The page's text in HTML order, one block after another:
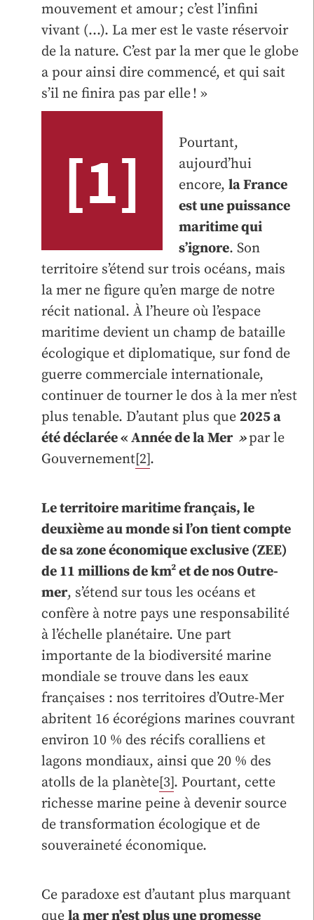
mouvement et amour ; c’est l’infini
vivant (…). La mer est le vaste réservoir
de la nature. C’est par la mer que le globe
a pour ainsi dire commencé, et qui sait
s’il ne finira pas par elle ! »
[1]
Pourtant,
aujourd’hui
encore, la France
est une puissance
maritime qui
s’ignore. Son
territoire s’étend sur trois océans, mais
la mer ne figure qu’en marge de notre
récit national. À l’heure où l’espace
maritime devient un champ de bataille
écologique et diplomatique, sur fond de
guerre commerciale internationale,
continuer de tourner le dos à la mer n’est
plus tenable. D’autant plus que 2025 a
été déclarée « Année de la Mer »par le
Gouvernement[2].
Le territoire maritime français, le
deuxième au monde si l’on tient compte
de sa zone économique exclusive (ZEE)
de 11 millions de km² et de nos Outre-
mer, s’étend sur tous les océans et
confère à notre pays une responsabilité
à l’échelle planétaire. Une part
importante de la biodiversité marine
mondiale se trouve dans les eaux
françaises : nos territoires d’Outre-Mer
abritent 16 écorégions marines couvrant
environ 10 % des récifs coralliens et
lagons mondiaux, ainsi que 20 % des
atolls de la planète[3]. Pourtant, cette
richesse marine peine à devenir source
de transformation écologique et de
souveraineté économique.
Ce paradoxe est d’autant plus marquant
que la mer n’est plus une promesse